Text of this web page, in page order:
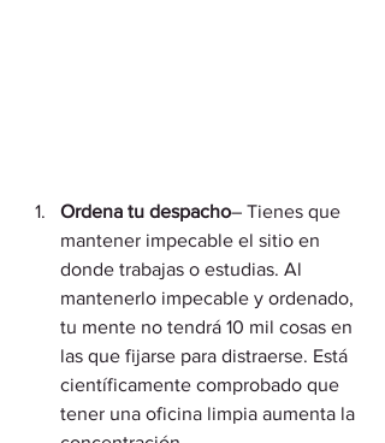
Ordena tu despacho– Tienes que
mantener impecable el sitio en
donde trabajas o estudias. Al
mantenerlo impecable y ordenado,
tu mente no tendrá 10 mil cosas en
las que fijarse para distraerse. Está
científicamente comprobado que
tener una oficina limpia aumenta la